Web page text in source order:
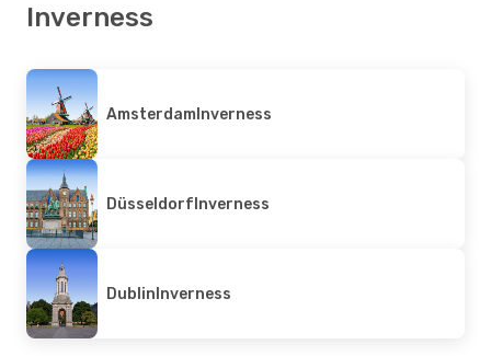
Inverness
AmsterdamInverness
DüsseldorfInverness
DublinInverness